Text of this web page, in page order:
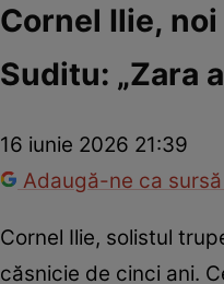
Cornel Ilie,
Suditu: „Zara
16 iunie 2026 21:39
Adaugă-ne ca
Cornel Ilie, solistul
căsnicie de cinci ani.